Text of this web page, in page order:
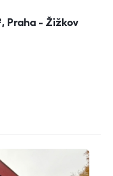
Praha - Žižkov